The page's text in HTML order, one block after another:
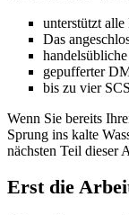
unterstützt
Das
gepufferter
bis zu vier
Wenn Sie bereits
Sprung ins kalte
nächsten Teil dieser
Erst die